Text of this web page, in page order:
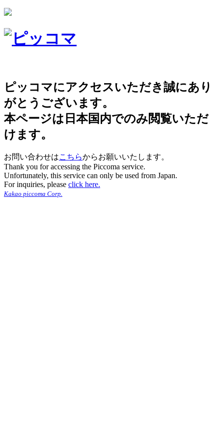
ピッコマにアクセスいただき誠にあり
がとうございます。
本ページは日本国内でのみ閲覧いただ
けます。
お問い合わせはこちらからお願いいたします。
Thank you for accessing the Piccoma service.
Unfortunately, this service can only be used from Japan.
For inquiries, please click here.
Kakao piccoma Corp.